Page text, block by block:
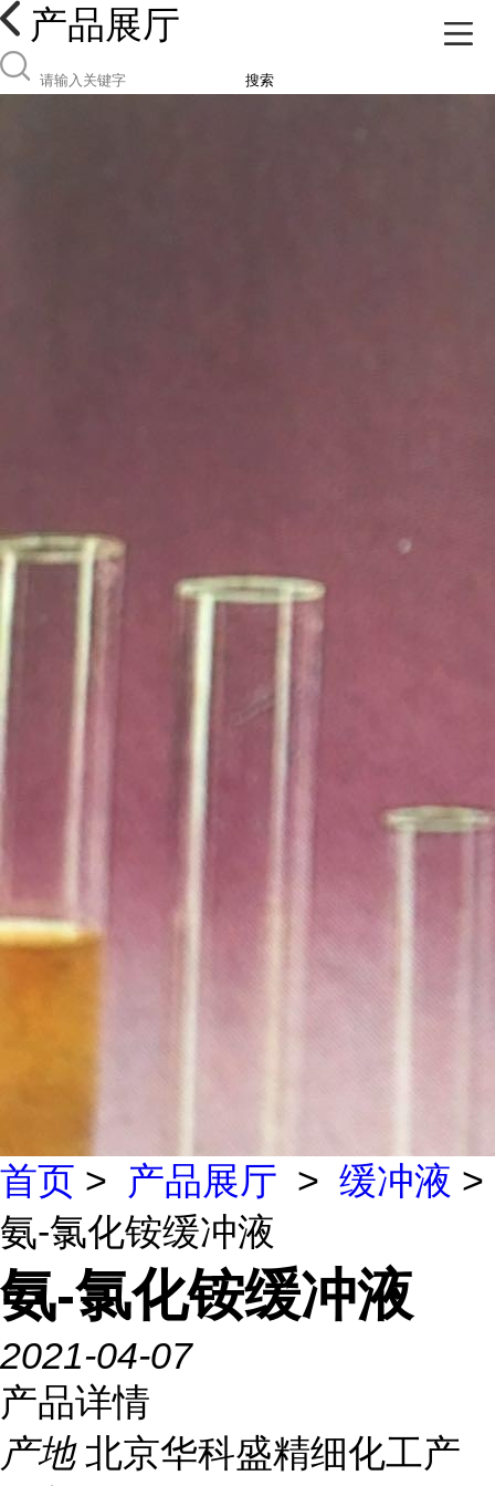
产品展厅
搜索
首页 > 产品展厅 > 缓冲液 >
氨-氯化铵缓冲液
氨-氯化铵缓冲液
2021-04-07
产品详情
产地 北京华科盛精细化工产